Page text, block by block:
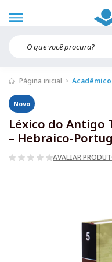
Página inicial
Novo
Léxico do
– Hebraico-
AVALIAR